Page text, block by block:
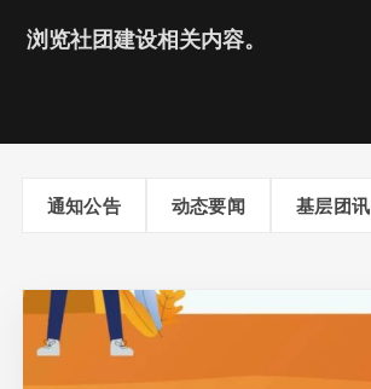
浏览社团建设相关内容。
通知公告 动态要闻 基层团讯